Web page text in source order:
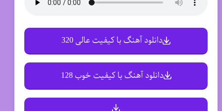
دانلود آهنگ با کیفیت عالی 320
دانلود آهنگ با کیفیت خوب 128